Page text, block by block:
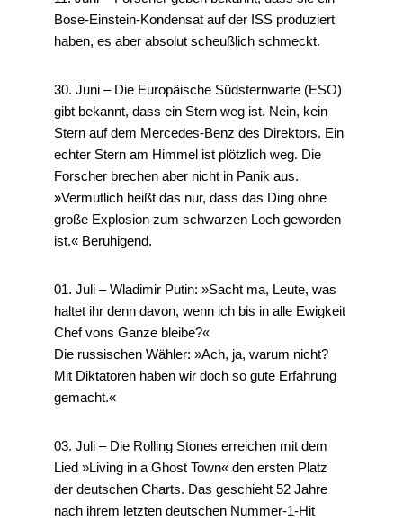
Bose-Einstein-Kondensat auf der ISS produziert
haben, es aber absolut scheußlich schmeckt.
30. Juni – Die Europäische Südsternwarte (ESO)
gibt bekannt, dass ein Stern weg ist. Nein, kein
Stern auf dem Mercedes-Benz des Direktors. Ein
echter Stern am Himmel ist plötzlich weg. Die
Forscher brechen aber nicht in Panik aus.
»Vermutlich heißt das nur, dass das Ding ohne
große Explosion zum schwarzen Loch geworden
ist.« Beruhigend.
01. Juli – Wladimir Putin: »Sacht ma, Leute, was
haltet ihr denn davon, wenn ich bis in alle Ewigkeit
Chef vons Ganze bleibe?«
Die russischen Wähler: »Ach, ja, warum nicht?
Mit Diktatoren haben wir doch so gute Erfahrung
gemacht.«
03. Juli – Die Rolling Stones erreichen mit dem
Lied »Living in a Ghost Town« den ersten Platz
der deutschen Charts. Das geschieht 52 Jahre
nach ihrem letzten deutschen Nummer-1-Hit